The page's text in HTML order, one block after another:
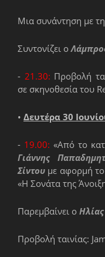
Μια συνάντηση με
Συντονίζει ο
- 21.30: Προβολή
σε σκηνοθεσία του
• Δευτέρα 30
- 19.00: «Από το
Γιάννης
Σίντου με αφορμή
«Η Σονάτα της
Παρεμβαίνει ο
Προβολή ταινίας: